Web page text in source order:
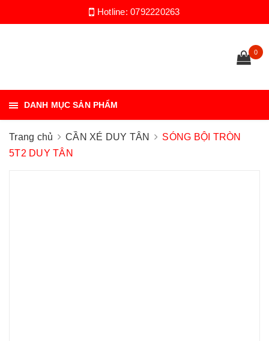
Hotline:0792220263
0
DANH MỤC SẢN PHẨM
Trang chủ CẦN XÉ DUY TÂN
SÓNG BỘI TRÒN
5T2 DUY TÂN